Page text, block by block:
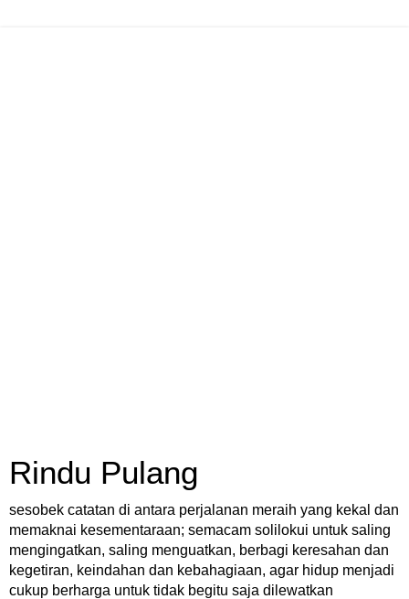
Rindu Pulang
sesobek catatan di antara perjalanan meraih yang kekal dan
memaknai kesementaraan; semacam solilokui untuk saling
mengingatkan, saling menguatkan, berbagi keresahan dan
kegetiran, keindahan dan kebahagiaan, agar hidup menjadi
cukup berharga untuk tidak begitu saja dilewatkan